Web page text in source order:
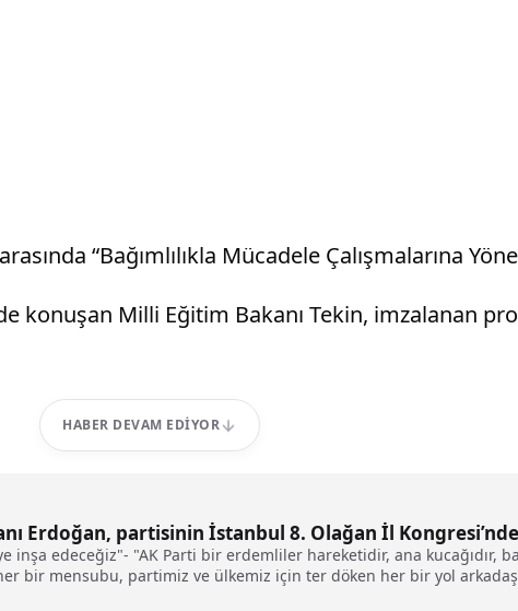
“Bağımlılıkla Mücadele Çalışmalarına
konuşan Milli Eğitim Bakanı Tekin, imzalanan
HABER DEVAM EDIYOR
Erdoğan, partisinin İstanbul 8. Olağan İl
edeceğiz"- "AK Parti bir erdemliler hareketidir, ana kucağıdır,
bir mensubu, partimiz ve ülkemiz için ter döken her bir yol